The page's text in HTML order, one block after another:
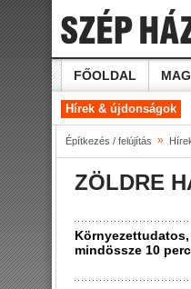
FŐOLDAL
Hírek & újdonságok
Építkezés / felújítás »
ZÖLDRE
mindössze 10